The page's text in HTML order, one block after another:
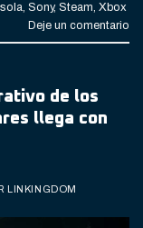
, Sony, Steam, Xbox
Deje un comentario
de los
llega con
LINKINGDOM